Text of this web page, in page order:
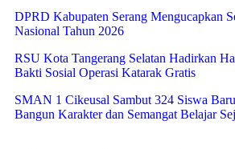
DPRD Kabupaten Serang Mengucapkan
Nasional Tahun 2026
RSU Kota Tangerang Selatan Hadirkan
Bakti Sosial Operasi Katarak Gratis
SMAN 1 Cikeusal Sambut 324 Siswa
Bangun Karakter dan Semangat Belajar